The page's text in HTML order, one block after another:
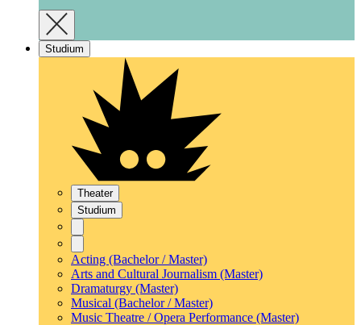
Studium
Theater
Studium
Acting (Bachelor / Master)
Arts and Cultural Journalism (Master)
Dramaturgy (Master)
Musical (Bachelor / Master)
Music Theatre / Opera Performance (Master)